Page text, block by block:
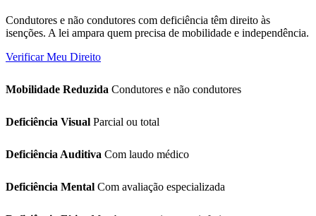
Condutores e não condutores com deficiência têm direito às
isenções. A lei ampara quem precisa de mobilidade e independência.
Verificar Meu Direito
Mobilidade Reduzida Condutores e não condutores
Deficiência Visual Parcial ou total
Deficiência Auditiva Com laudo médico
Deficiência Mental Com avaliação especializada